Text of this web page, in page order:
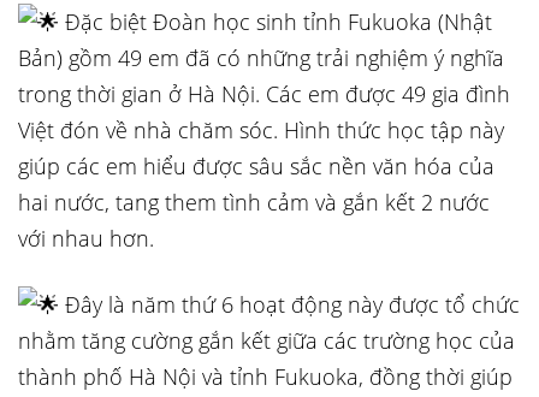
Đặc biệt Đoàn học sinh tỉnh Fukuoka (Nhật
Bản) gồm 49 em đã có những trải nghiệm ý nghĩa
trong thời gian ở Hà Nội. Các em được 49 gia đình
Việt đón về nhà chăm sóc. Hình thức học tập này
giúp các em hiểu được sâu sắc nền văn hóa của
hai nước, tang them tình cảm và gắn kết 2 nước
với nhau hơn.
Đây là năm thứ 6 hoạt động này được tổ chức
nhằm tăng cường gắn kết giữa các trường học của
thành phố Hà Nội và tỉnh Fukuoka, đồng thời giúp